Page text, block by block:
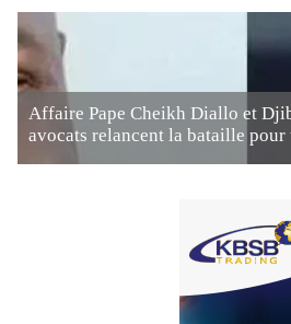
Affaire Pape Cheikh Diallo et
avocats relancent la bataille